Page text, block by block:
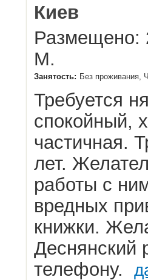
Киев
Размещено:
М.
Занятость: Без проживания,
Требуется
спокойный,
частичная.
лет.
работы с
вредных
книжки.
Деснянский
телефону.